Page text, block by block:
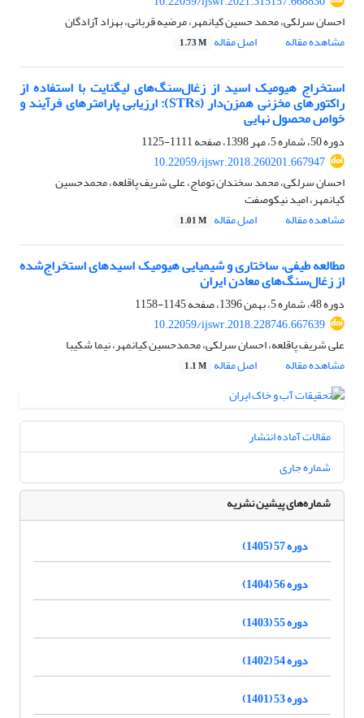
احسان سرلکی، محمد حسین کیانمهر، مرضیه قربانی، بهزاد آزادگان
مشاهده مقاله
اصل مقاله 1.73 M
استخراج هیومیک اسید از زغال‌سنگ‌‌های لیگنایت با استفاده از
راکتورهای مخزنی همزن‌دار (STRs): ارزیابی پارامترهای فرآیند و
خواص محصول نهایی
دوره 50، شماره 5، مهر 1398، صفحه
1111-1125
10.22059/ijswr.2018.260201.667947
احسان سرلکی، محمد سخندان توماج، علی شریف پاقلعه، محمدحسین
کیانمهر، امید نیکوصفت
مشاهده مقاله
اصل مقاله 1.01 M
مطالعه طیفی، ساختاری و شیمیایی هیومیک اسیدهای استخراج‌شده
از زغال‌سنگ‌های معادن ایران
دوره 48، شماره 5، بهمن 1396، صفحه
1145-1158
10.22059/ijswr.2018.228746.667639
علی شریف پاقلعه، احسان سرلکی، محمدحسین کیانمهر، نیما شکیبا
مشاهده مقاله
اصل مقاله 1.1 M
مقالات آماده انتشار
شماره جاری
شماره‌های پیشین نشریه
دوره 57 (1405)
دوره 56 (1404)
دوره 55 (1403)
دوره 54 (1402)
دوره 53 (1401)